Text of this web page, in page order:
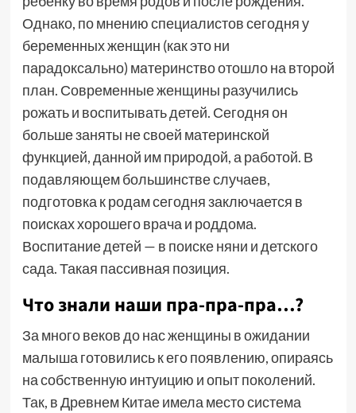
Однако, по мнению специалистов сегодня у
беременных женщин (как это ни
парадоксально) материнство отошло на второй
план. Современные женщины разучились
рожать и воспитывать детей. Сегодня он
больше заняты не своей материнской
функцией, данной им природой, а работой. В
подавляющем большинстве случаев,
подготовка к родам сегодня заключается в
поисках хорошего врача и роддома.
Воспитание детей — в поиске няни и детского
сада. Такая пассивная позиция.
Что знали наши пра-пра-пра…?
За много веков до нас женщины в ожидании
малыша готовились к его появлению, опираясь
на собственную интуицию и опыт поколений.
Так, в Древнем Китае имела место система